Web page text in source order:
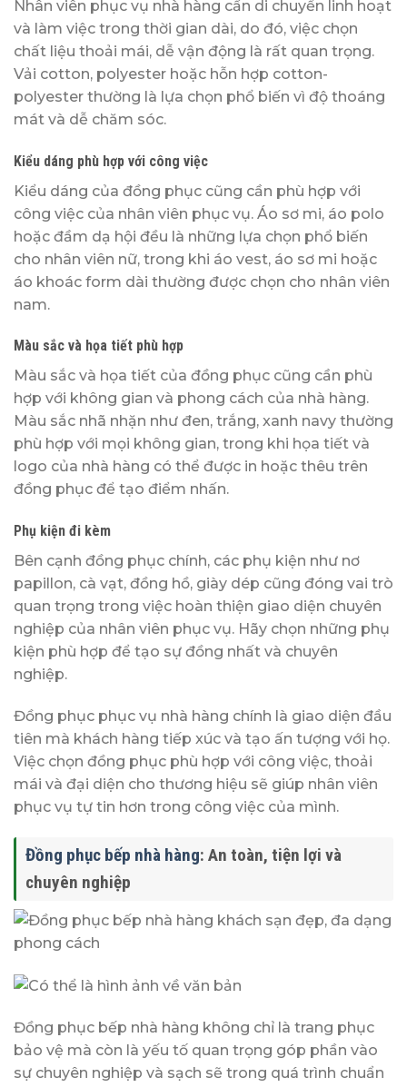
Nhân viên phục vụ nhà hàng cần di chuyển linh hoạt
và làm việc trong thời gian dài, do đó, việc chọn
chất liệu thoải mái, dễ vận động là rất quan trọng.
Vải cotton, polyester hoặc hỗn hợp cotton-
polyester thường là lựa chọn phổ biến vì độ thoáng
mát và dễ chăm sóc.
Kiểu dáng phù hợp với công việc
Kiểu dáng của đồng phục cũng cần phù hợp với
công việc của nhân viên phục vụ. Áo sơ mi, áo polo
hoặc đầm dạ hội đều là những lựa chọn phổ biến
cho nhân viên nữ, trong khi áo vest, áo sơ mi hoặc
áo khoác form dài thường được chọn cho nhân viên
nam.
Màu sắc và họa tiết phù hợp
Màu sắc và họa tiết của đồng phục cũng cần phù
hợp với không gian và phong cách của nhà hàng.
Màu sắc nhã nhặn như đen, trắng, xanh navy thường
phù hợp với mọi không gian, trong khi họa tiết và
logo của nhà hàng có thể được in hoặc thêu trên
đồng phục để tạo điểm nhấn.
Phụ kiện đi kèm
Bên cạnh đồng phục chính, các phụ kiện như nơ
papillon, cà vạt, đồng hồ, giày dép cũng đóng vai trò
quan trọng trong việc hoàn thiện giao diện chuyên
nghiệp của nhân viên phục vụ. Hãy chọn những phụ
kiện phù hợp để tạo sự đồng nhất và chuyên
nghiệp.
Đồng phục phục vụ nhà hàng chính là giao diện đầu
tiên mà khách hàng tiếp xúc và tạo ấn tượng với họ.
Việc chọn đồng phục phù hợp với công việc, thoải
mái và đại diện cho thương hiệu sẽ giúp nhân viên
phục vụ tự tin hơn trong công việc của mình.
Đồng phục bếp nhà hàng: An toàn, tiện lợi và
chuyên nghiệp
Đồng phục bếp nhà hàng không chỉ là trang phục
bảo vệ mà còn là yếu tố quan trọng góp phần vào
sự chuyên nghiệp và sạch sẽ trong quá trình chuẩn